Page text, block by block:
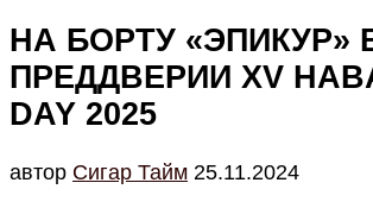
НА БОРТУ «ЭПИКУР»
ПРЕДДВЕРИИ XV
DAY 2025
автор Cигар Тайм 25.11.2024